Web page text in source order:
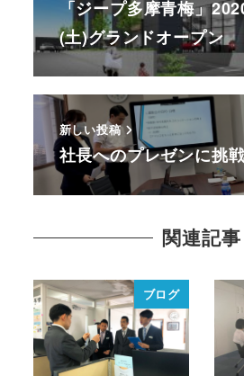
「ジープ多摩青梅」
(土)グランドオープン
新しい投稿
社長へのプレゼンに挑
関連記事
ブログ